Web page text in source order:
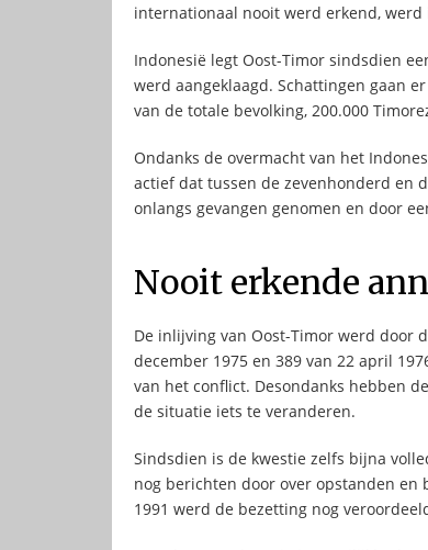
internationaal nooit werd erkend,
Indonesië legt Oost-Timor sindsdien
werd aangeklaagd. Schattingen gaan
van de totale bevolking, 200.000
Ondanks de overmacht van het
actief dat tussen de zevenhonderd en
onlangs gevangen genomen en door
Nooit erkende
De inlijving van Oost-Timor werd door
december 1975 en 389 van 22 april
van het conflict. Desondanks hebben
de situatie iets te veranderen.
Sindsdien is de kwestie zelfs bijna
nog berichten door over opstanden
1991 werd de bezetting nog